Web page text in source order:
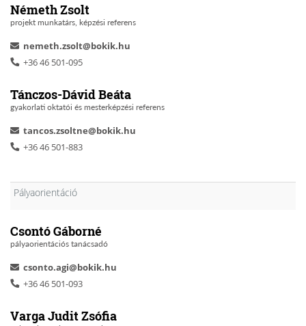
Németh Zsolt
projekt munkatárs, képzési referens
nemeth.zsolt@bokik.hu
+36 46 501-095
Tánczos-Dávid Beáta
gyakorlati oktatói és mesterképzési referens
tancos.zsoltne@bokik.hu
+36 46 501-883
Pályaorientáció
Csontó Gáborné
pályaorientációs tanácsadó
csonto.agi@bokik.hu
+36 46 501-093
Varga Judit Zsófia